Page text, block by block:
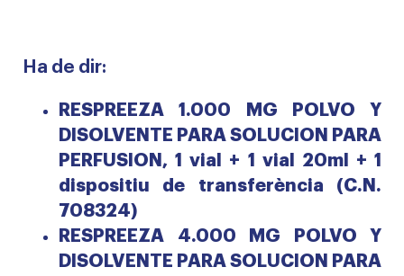
Ha de dir:
RESPREEZA 1.000 MG POLVO Y
DISOLVENTE PARA SOLUCION PARA
PERFUSION, 1 vial + 1 vial 20ml + 1
dispositiu de transferència (C.N.
708324)
RESPREEZA 4.000 MG POLVO Y
DISOLVENTE PARA SOLUCION PARA